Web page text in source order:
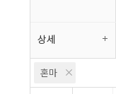
상세
혼마